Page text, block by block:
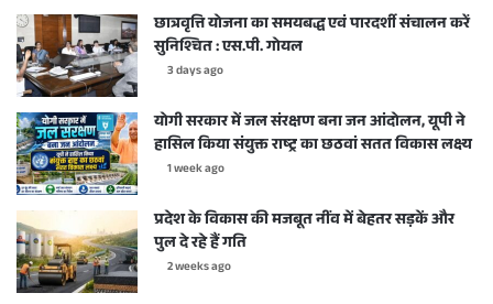
छात्रवृत्ति योजना का समयबद्ध एवं पारदर्शी संचालन करें
सुनिश्चित : एस.पी. गोयल
3 days ago
योगी सरकार में जल संरक्षण बना जन आंदोलन, यूपी ने
हासिल किया संयुक्त राष्ट्र का छठवां सतत विकास लक्ष्य
1 week ago
प्रदेश के विकास की मजबूत नींव में बेहतर सड़कें और
पुल दे रहे हैं गति
2 weeks ago